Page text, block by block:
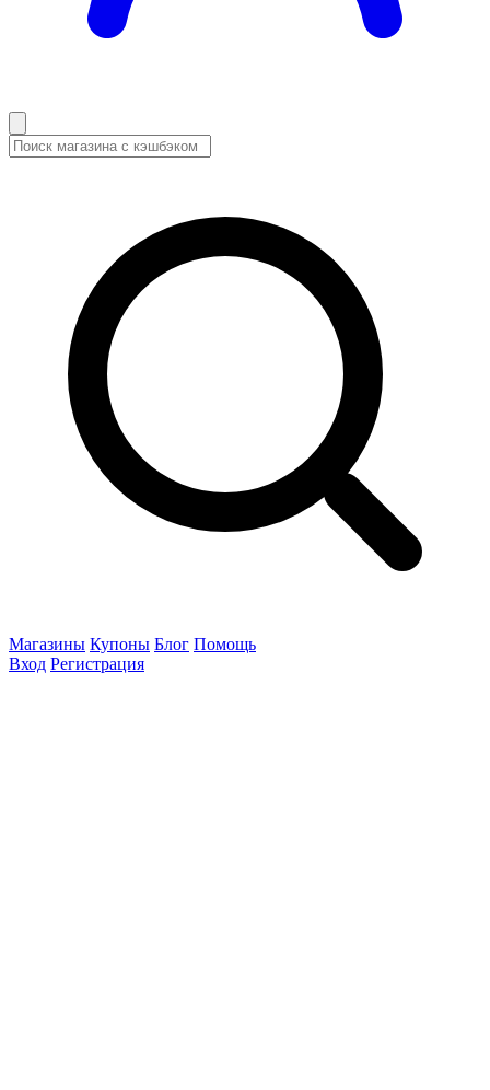
Магазины Купоны Блог Помощь
Вход Регистрация